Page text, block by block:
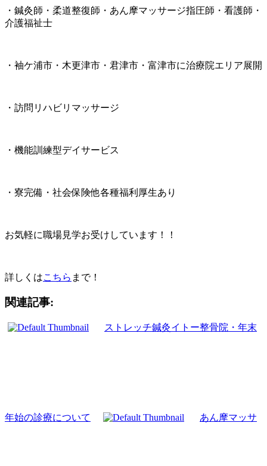
・鍼灸師・柔道整復師・あん摩マッサージ指圧師・看護師・
介護福祉士
・袖ケ浦市・木更津市・君津市・富津市に治療院エリア展開
・訪問リハビリマッサージ
・機能訓練型デイサービス
・寮完備・社会保険他各種福利厚生あり
お気軽に職場見学お受けしています！！
詳しくはこちら まで！
関連記事:
ストレッチ鍼灸イトー整骨院・年末
年始の診療について あん摩マッサ